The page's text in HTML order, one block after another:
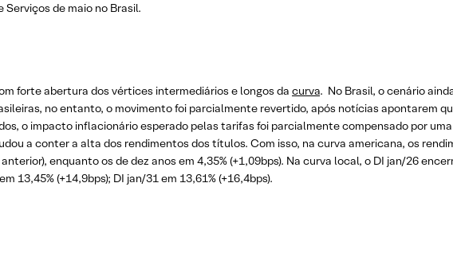
de maio no Brasil.
forte abertura dos vértices intermediários e longos da curva. No Brasil, o cenário
no entanto, o movimento foi parcialmente revertido, após notícias apontarem
o impacto inflacionário esperado pelas tarifas foi parcialmente compensado por
a conter a alta dos rendimentos dos títulos. Com isso, na curva americana, os
enquanto os de dez anos em 4,35% (+1,09bps). Na curva local, o DI jan/26
13,45% (+14,9bps); DI jan/31 em 13,61% (+16,4bps).